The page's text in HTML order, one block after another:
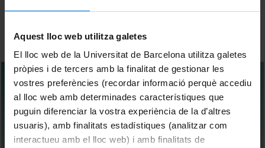
Aquest lloc web utilitza galetes
El lloc web de la Universitat de Barcelona utilitza galetes
pròpies i de tercers amb la finalitat de gestionar les
vostres preferències (recordar informació perquè accediu
al lloc web amb determinades característiques que
puguin diferenciar la vostra experiència de la d’altres
usuaris), amb finalitats estadístiques (analitzar com
interactueu amb el lloc web) i amb finalitats de
Ordenar